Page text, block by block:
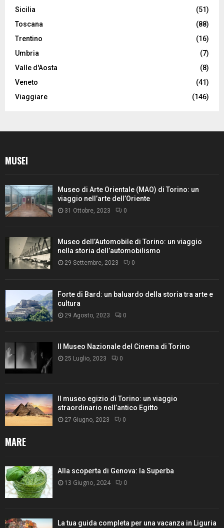
Sicilia
(51)
Toscana
(88)
Trentino
(16)
Umbria
(7)
Valle d'Aosta
(8)
Veneto
(41)
Viaggiare
(146)
MUSEI
Museo di Arte Orientale (MAO) di Torino: un
viaggio nell’arte dell’Oriente
31 Ottobre, 2023 0
Museo dell’Automobile di Torino: un viaggio
nella storia dell’automobilismo
29 Settembre, 2023 0
Forte di Bard: un baluardo della storia tra arte e
cultura
29 Agosto, 2023 0
Il Museo Nazionale del Cinema di Torino
25 Luglio, 2023 0
Il museo egizio di Torino: un viaggio
straordinario nell’antico Egitto
27 Giugno, 2023 0
MARE
Alla scoperta di Genova: la Superba
13 Giugno, 2024 0
La tua guida completa per una vacanza in Liguria